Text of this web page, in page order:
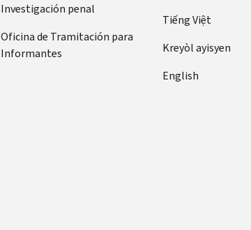
Investigación penal
Oficina de Tramitación para
Informantes
Tiếng Việt
Kreyòl ayisyen
English